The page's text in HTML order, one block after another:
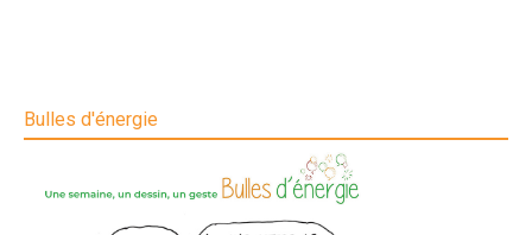
Bulles d'énergie